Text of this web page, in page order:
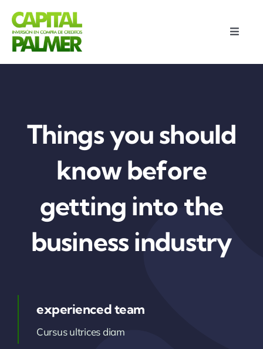
contenido
Toggle
Inicio
Seguridad en las operaciones
Preguntas frecuentes
Área personal
Things you should
know before
getting into the
business industry
experienced team
Cursus ultrices diam